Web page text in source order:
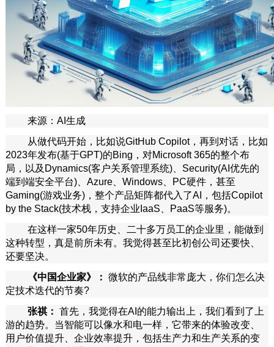
来源：AI生成
从做代码开始，比如说GitHub Copilot，再到对话，比如
2023年发布(基于GPT)的Bing，对Microsoft 365的整个布
局，以及Dynamics(客户关系管理系统)、Security(AI优先的
端到端安全平台)、Azure、Windows、PC硬件，甚至
Gaming(游戏业务)，整个产品矩阵都代入了AI，包括Copilot
by the Stack(技术栈，支持企业IaaS、PaaS等服务)。
在这样一家50年历史、二十多万员工的企业里，能做到
这种转型，真是前所未有。我觉得甚至比初创公司还要快、
还要坚决。
《中国企业家》： 微软的产品线非常庞大，你们怎么决
定技术迭代的节奏?
张祺： 首先，我觉得在AI的能力输出上，我们看到了上
游的趋势。当智能可以像水和电一样，它带来的体验改变、
用户价值提升、企业效率提升，包括生产力和生产关系的变